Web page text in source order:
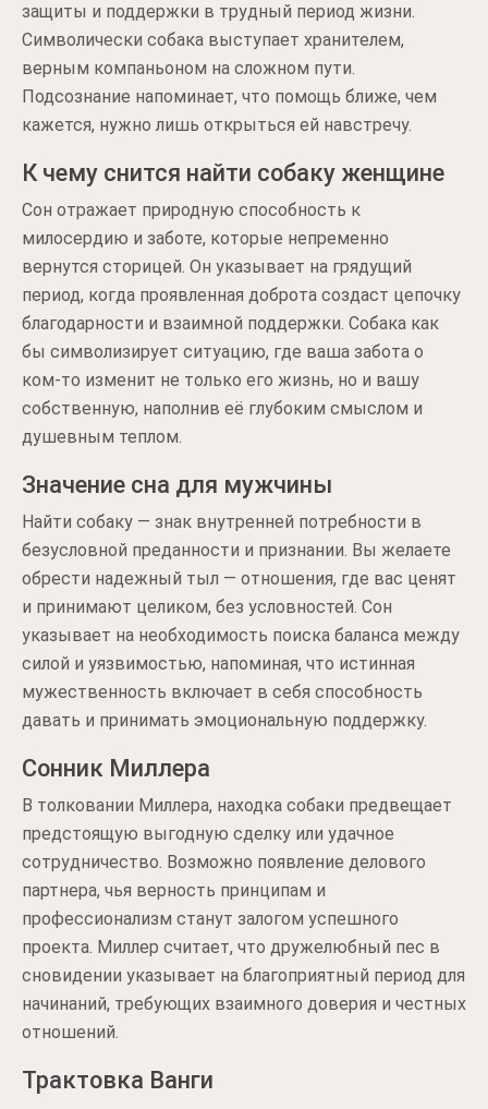
защиты и поддержки в трудный период жизни.
Символически собака выступает хранителем,
верным компаньоном на сложном пути.
Подсознание напоминает, что помощь ближе, чем
кажется, нужно лишь открыться ей навстречу.
К чему снится найти собаку женщине
Сон отражает природную способность к
милосердию и заботе, которые непременно
вернутся сторицей. Он указывает на грядущий
период, когда проявленная доброта создаст цепочку
благодарности и взаимной поддержки. Собака как
бы символизирует ситуацию, где ваша забота о
ком-то изменит не только его жизнь, но и вашу
собственную, наполнив её глубоким смыслом и
душевным теплом.
Значение сна для мужчины
Найти собаку — знак внутренней потребности в
безусловной преданности и признании. Вы желаете
обрести надежный тыл — отношения, где вас ценят
и принимают целиком, без условностей. Сон
указывает на необходимость поиска баланса между
силой и уязвимостью, напоминая, что истинная
мужественность включает в себя способность
давать и принимать эмоциональную поддержку.
Сонник Миллера
В толковании Миллера, находка собаки предвещает
предстоящую выгодную сделку или удачное
сотрудничество. Возможно появление делового
партнера, чья верность принципам и
профессионализм станут залогом успешного
проекта. Миллер считает, что дружелюбный пес в
сновидении указывает на благоприятный период для
начинаний, требующих взаимного доверия и честных
отношений.
Трактовка Ванги